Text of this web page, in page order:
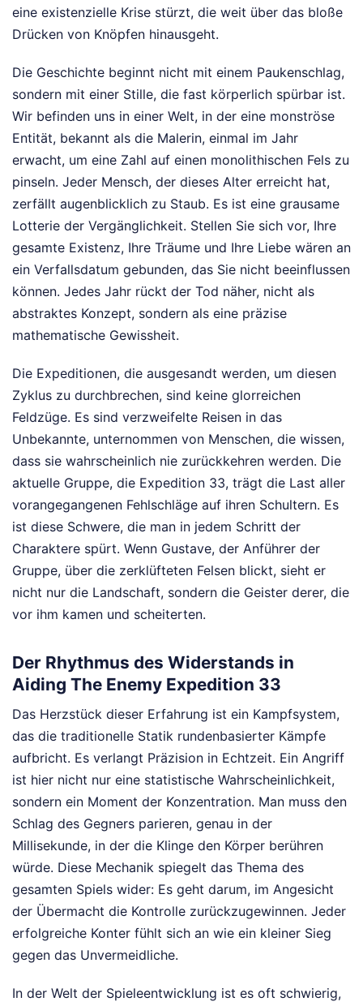
eine existenzielle Krise stürzt, die weit über das bloße
Drücken von Knöpfen hinausgeht.
Die Geschichte beginnt nicht mit einem Paukenschlag,
sondern mit einer Stille, die fast körperlich spürbar ist.
Wir befinden uns in einer Welt, in der eine monströse
Entität, bekannt als die Malerin, einmal im Jahr
erwacht, um eine Zahl auf einen monolithischen Fels zu
pinseln. Jeder Mensch, der dieses Alter erreicht hat,
zerfällt augenblicklich zu Staub. Es ist eine grausame
Lotterie der Vergänglichkeit. Stellen Sie sich vor, Ihre
gesamte Existenz, Ihre Träume und Ihre Liebe wären an
ein Verfallsdatum gebunden, das Sie nicht beeinflussen
können. Jedes Jahr rückt der Tod näher, nicht als
abstraktes Konzept, sondern als eine präzise
mathematische Gewissheit.
Die Expeditionen, die ausgesandt werden, um diesen
Zyklus zu durchbrechen, sind keine glorreichen
Feldzüge. Es sind verzweifelte Reisen in das
Unbekannte, unternommen von Menschen, die wissen,
dass sie wahrscheinlich nie zurückkehren werden. Die
aktuelle Gruppe, die Expedition 33, trägt die Last aller
vorangegangenen Fehlschläge auf ihren Schultern. Es
ist diese Schwere, die man in jedem Schritt der
Charaktere spürt. Wenn Gustave, der Anführer der
Gruppe, über die zerklüfteten Felsen blickt, sieht er
nicht nur die Landschaft, sondern die Geister derer, die
vor ihm kamen und scheiterten.
Der Rhythmus des Widerstands in
Aiding The Enemy Expedition 33
Das Herzstück dieser Erfahrung ist ein Kampfsystem,
das die traditionelle Statik rundenbasierter Kämpfe
aufbricht. Es verlangt Präzision in Echtzeit. Ein Angriff
ist hier nicht nur eine statistische Wahrscheinlichkeit,
sondern ein Moment der Konzentration. Man muss den
Schlag des Gegners parieren, genau in der
Millisekunde, in der die Klinge den Körper berühren
würde. Diese Mechanik spiegelt das Thema des
gesamten Spiels wider: Es geht darum, im Angesicht
der Übermacht die Kontrolle zurückzugewinnen. Jeder
erfolgreiche Konter fühlt sich an wie ein kleiner Sieg
gegen das Unvermeidliche.
In der Welt der Spieleentwicklung ist es oft schwierig,